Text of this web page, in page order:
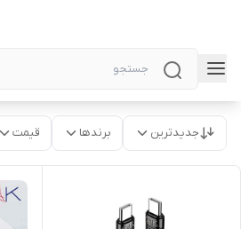
جدیدترین برندها قیمت